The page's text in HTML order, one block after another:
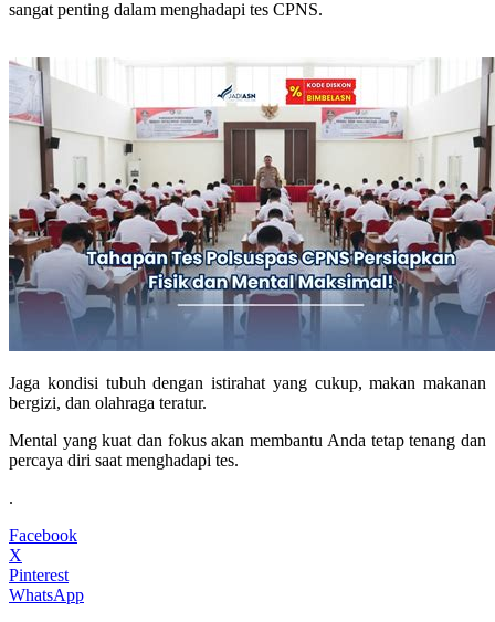
sangat penting dalam menghadapi tes CPNS.
Jaga kondisi tubuh dengan istirahat yang cukup, makan makanan
bergizi, dan olahraga teratur.
Mental yang kuat dan fokus akan membantu Anda tetap tenang dan
percaya diri saat menghadapi tes.
.
Facebook
X
Pinterest
WhatsApp